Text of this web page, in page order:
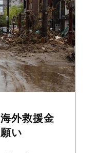
外救援金
い